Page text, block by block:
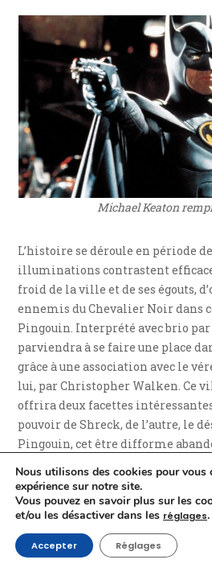
Michael Keaton
L’histoire se déroule en période
illuminations contrastent
froid de la ville et de ses égouts,
ennemis du Chevalier Noir dans
Pingouin. Interprété avec brio
parviendra à se faire une place
grâce à une association avec le
lui, par Christopher Walken. Ce
offrira deux facettes
pouvoir de Shreck, de l’autre, le
Pingouin, cet être difforme
besoin l’une de l’autre et de
une fois le personnage de Bruce
le premier pourrait être amené à
businessman le jour tandis que le
l’homme-alcidé la nuit.
Nous utilisons des cookies pour
expérience sur notre site.
Vous pouvez en savoir plus sur les
et/ou les désactiver dans les réglages.
Accepter Réglages